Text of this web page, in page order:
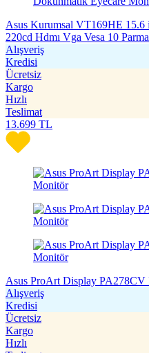
Asus Kurumsal VT169HE 15.6
220cd Hdmı Vga Vesa 10
Alışveriş
Kredisi
Ücretsiz
Kargo
Hızlı
Teslimat
13.699 TL
Asus ProArt Display PA278CV
Alışveriş
Kredisi
Ücretsiz
Kargo
Hızlı